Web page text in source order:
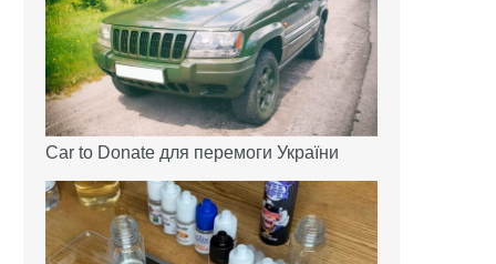
Car to Donate для перемоги України